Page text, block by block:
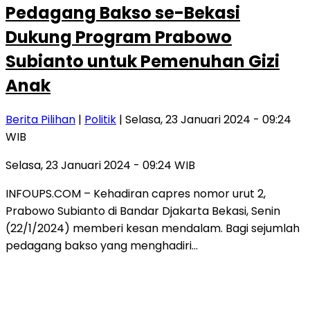
Pedagang Bakso se-Bekasi
Dukung Program Prabowo
Subianto untuk Pemenuhan Gizi
Anak
Berita Pilihan | Politik | Selasa, 23 Januari 2024 - 09:24
WIB
Selasa, 23 Januari 2024 - 09:24 WIB
INFOUPS.COM – Kehadiran capres nomor urut 2,
Prabowo Subianto di Bandar Djakarta Bekasi, Senin
(22/1/2024) memberi kesan mendalam. Bagi sejumlah
pedagang bakso yang menghadiri…